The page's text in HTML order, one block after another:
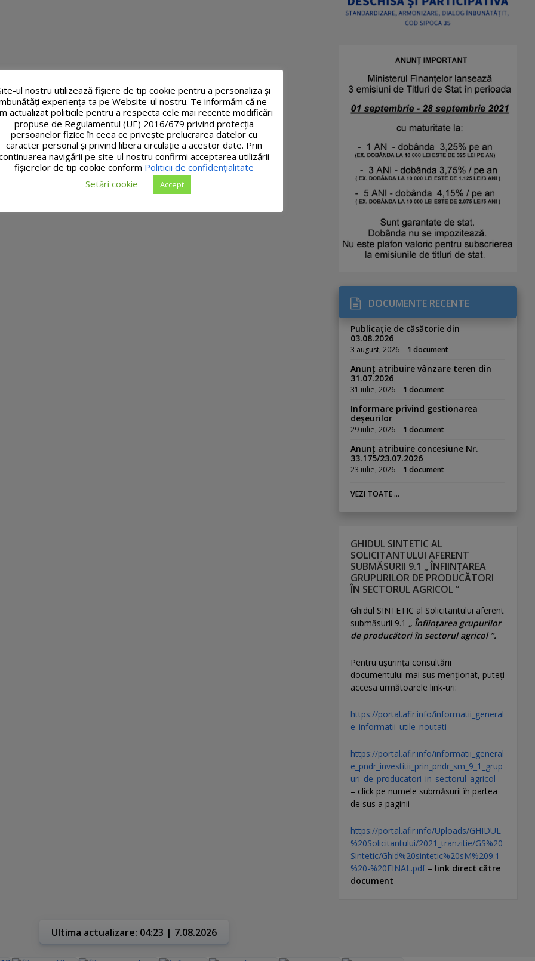
DOCUMENTE RECENTE
Publicație de căsătorie din
03.08.2026
3 august, 2026 1 document
Anunț atribuire vânzare teren din
31.07.2026
31 iulie, 2026 1 document
Informare privind gestionarea
deșeurilor
29 iulie, 2026 1 document
Anunț atribuire concesiune Nr.
33.175/23.07.2026
23 iulie, 2026 1 document
VEZI TOATE ...
GHIDUL SINTETIC AL
SOLICITANTULUI AFERENT
SUBMĂSURII 9.1 „ ÎNFIINȚAREA
GRUPURILOR DE PRODUCĂTORI
ÎN SECTORUL AGRICOL ”
Ghidul SINTETIC al Solicitantului aferent
submăsurii 9.1 „ Înființarea grupurilor
de producători în sectorul agricol ”.
Pentru uşurinţa consultării
documentului mai sus menţionat, puteţi
accesa următoarele link-uri:
https://portal.afir.info/informatii_general
e_informatii_utile_noutati
https://portal.afir.info/informatii_general
e_pndr_investitii_prin_pndr_sm_9_1_grup
uri_de_producatori_in_sectorul_agricol
– click pe numele submăsurii în partea
de sus a paginii
https://portal.afir.info/Uploads/GHIDUL
%20Solicitantului/2021_tranzitie/GS%20
Sintetic/Ghid%20sintetic%20sM%209.1
%20-%20FINAL.pdf– link direct către
document
Ultima actualizare: 04:23 | 7.08.2026
ul nostru utilizează fişiere de tip cookie pentru a personaliza și
experiența ta pe Website-ul nostru. Te informăm că ne-
actualizat politicile pentru a respecta cele mai recente modificări
propuse de Regulamentul (UE) 2016/679 privind protecția
persoanelor fizice în ceea ce privește prelucrarea datelor cu
caracter personal și privind libera circulație a acestor date. Prin
navigării pe site-ul nostru confirmi acceptarea utilizării
fişierelor de tip cookie conform Politicii de confidențialitate
Setări cookie
Accept